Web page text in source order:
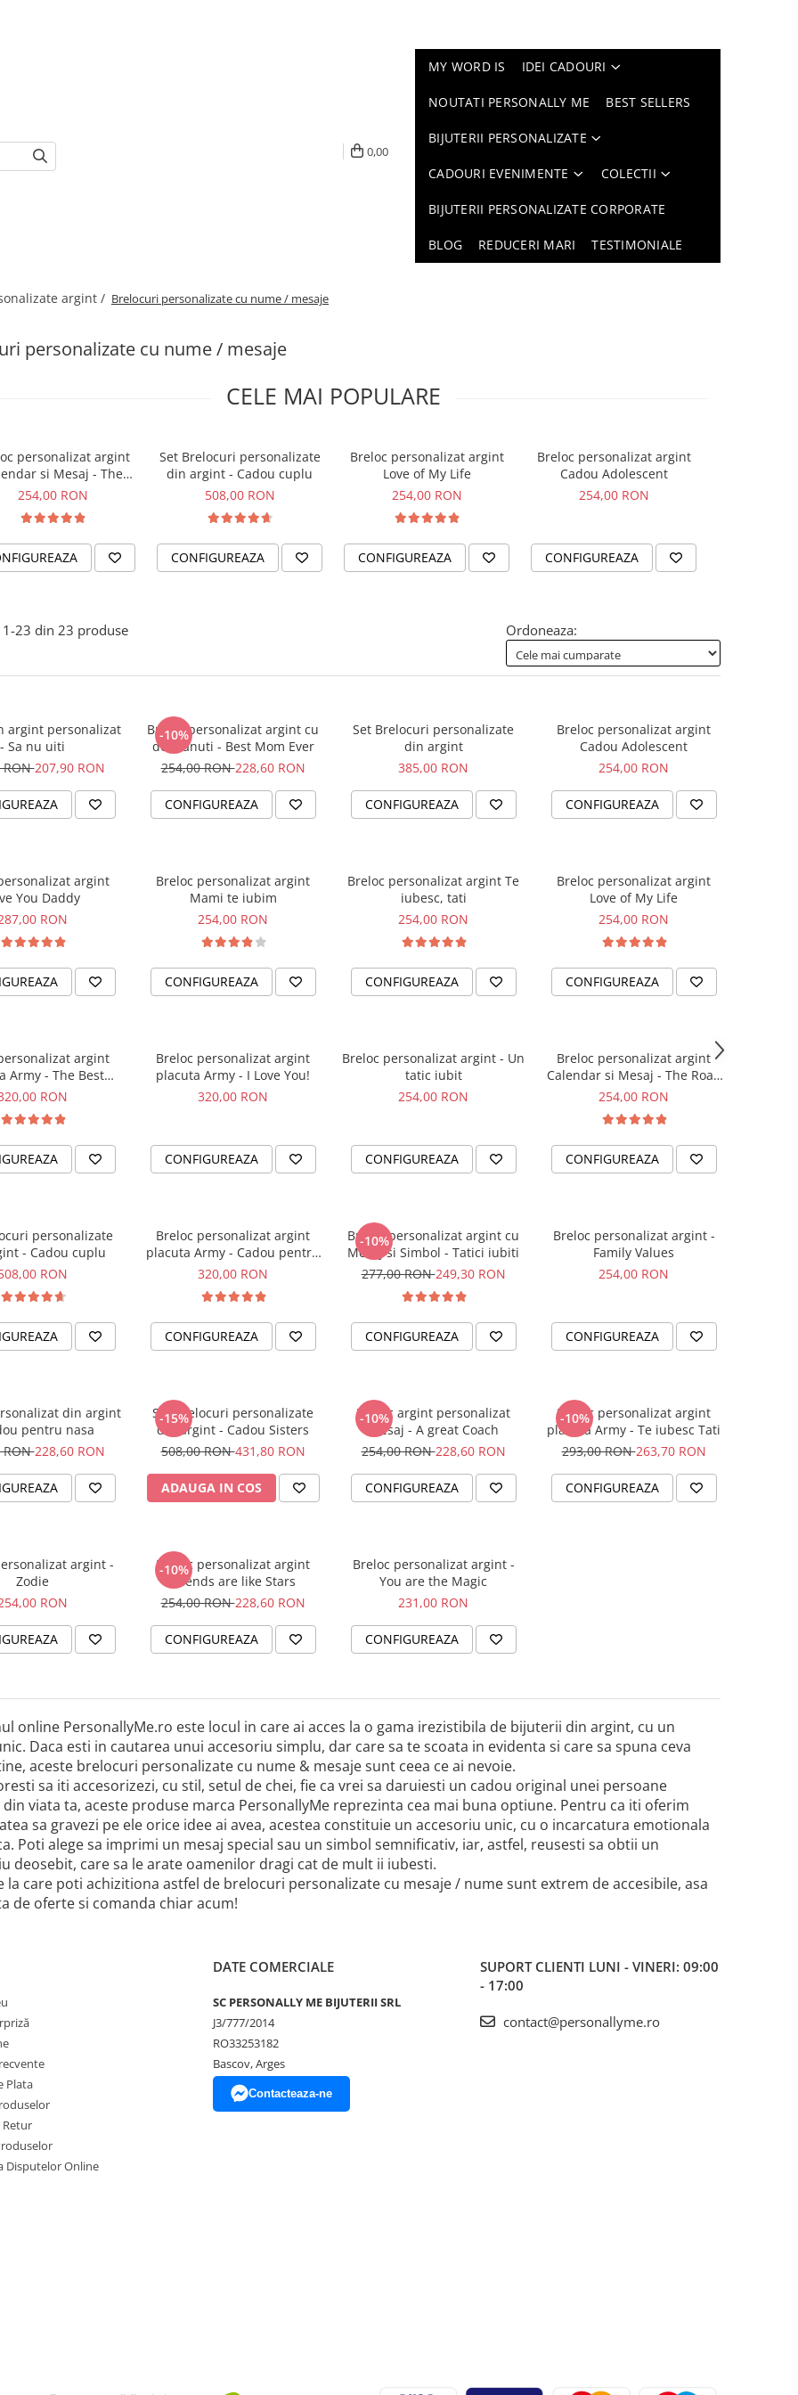
0,00
MY WORD IS IDEI CADOURI
NOUTATI PERSONALLY ME BEST SELLERS
BIJUTERII PERSONALIZATE
CADOURI EVENIMENTE COLECTII
BIJUTERII PERSONALIZATE CORPORATE
BLOG REDUCERI MARI TESTIMONIALE
argint / Brelocuri personalizate cu nume / mesaje
personalizate cu nume / mesaje
CELE MAI POPULARE
personalizat argint
si Mesaj - The
Road Home
254,00 RON
Set Brelocuri personalizate
din argint - Cadou cuplu
508,00 RON
CONFIGUREAZA
Breloc personalizat argint
Love of My Life
254,00 RON
CONFIGUREAZA
Breloc personalizat argint
Cadou Adolescent
254,00 RON
CONFIGUREAZA
1-23 din 23 produse Ordoneaza:
argint personalizat
- Sa nu uiti
RON207,90 RON
-10%
Breloc personalizat argint cu
doi banuti - Best Mom Ever
254,00 RON228,60 RON
CONFIGUREAZA
Set Brelocuri personalizate
din argint
385,00 RON
CONFIGUREAZA
Breloc personalizat argint
Cadou Adolescent
254,00 RON
CONFIGUREAZA
argint
You Daddy
RON
Breloc personalizat argint
Mami te iubim
254,00 RON
CONFIGUREAZA
Breloc personalizat argint Te
iubesc, tati
254,00 RON
CONFIGUREAZA
Breloc personalizat argint
Love of My Life
254,00 RON
CONFIGUREAZA
argint
Army - The Best
View...RON
Breloc personalizat argint
placuta Army - I Love You!
320,00 RON
CONFIGUREAZA
Breloc personalizat argint - Un
tatic iubit
254,00 RON
CONFIGUREAZA
Breloc personalizat argint
Calendar si Mesaj - The Road
Home
254,00 RON
CONFIGUREAZA
personalizate
- Cadou cuplu
RON
Breloc personalizat argint
placuta Army - Cadou pentru
un tatic iubit
320,00 RON
CONFIGUREAZA
-10%
Breloc personalizat argint cu
Mesaj si Simbol - Tatici iubiti
277,00 RON249,30 RON
CONFIGUREAZA
Breloc personalizat argint -
Family Values
254,00 RON
CONFIGUREAZA
din argint
pentru nasa
RON228,60 RON
-15%
Set Brelocuri personalizate
din argint - Cadou Sisters
508,00 RON431,80 RON
ADAUGA IN COS
-10%
Breloc argint personalizat
mesaj - A great Coach
254,00 RON228,60 RON
CONFIGUREAZA
-10%
Breloc personalizat argint
placuta Army - Te iubesc Tati
293,00 RON263,70 RON
CONFIGUREAZA
argint -
Zodie
RON
-10%
Breloc personalizat argint
Friends are like Stars
254,00 RON228,60 RON
CONFIGUREAZA
Breloc personalizat argint -
You are the Magic
231,00 RON
CONFIGUREAZA
online PersonallyMe.ro este locul in care ai acces la o gama irezistibila de bijuterii din argint, cu un
Daca esti in cautarea unui accesoriu simplu, dar care sa te scoata in evidenta si care sa spuna ceva
aceste brelocuri personalizate cu nume & mesaje sunt ceea ce ai nevoie.
sa iti accesorizezi, cu stil, setul de chei, fie ca vrei sa daruiesti un cadou original unei persoane
din viata ta, aceste produse marca PersonallyMe reprezinta cea mai buna optiune. Pentru ca iti oferim
sa gravezi pe ele orice idee ai avea, acestea constituie un accesoriu unic, cu o incarcatura emotionala
Poti alege sa imprimi un mesaj special sau un simbol semnificativ, iar, astfel, reusesti sa obtii un
deosebit, care sa le arate oamenilor dragi cat de mult ii iubesti.
la care poti achizitiona astfel de brelocuri personalizate cu mesaje / nume sunt extrem de accesibile, asa
de oferte si comanda chiar acum!
Plata
Retur
Disputelor Online
DATE COMERCIALE
SC PERSONALLY ME BIJUTERII SRL
J3/777/2014
RO33253182
Bascov, Arges
Contacteaza-ne
SUPORT CLIENTI LUNI - VINERI: 09:00
- 17:00
contact@personallyme.ro